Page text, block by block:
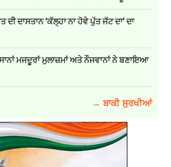
ਦਾਸਤਾਨ ‘ਕੱਲ੍ਹਾ ਨਾ ਹੋਵੇ ਪੁੱਤ ਜੱਟ ਦਾ’ ਦਾ
ਮਜਦੂਰਾਂ ਮੁਲਾਜ਼ਮਾਂ ਅਤੇ ਨੌਜਵਾਨਾਂ ਨੇ ਬਣਾਇਆ
→ ਬਾਕੀ ਸੁਰਖੀਆਂ